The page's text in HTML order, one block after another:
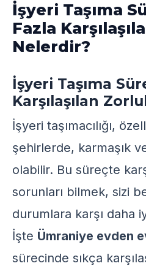
İşyeri Taşıma
Fazla
Nelerdir?
İşyeri Taşıma
Karşılaşılan
İşyeri taşımacılığı,
şehirlerde, karmaşık
olabilir. Bu süreçte
sorunları bilmek, sizi
durumlara karşı daha
İşte Ümraniye evden
sürecinde sıkça